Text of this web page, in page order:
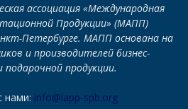
ассоциация «Международная
Продукции» (МАПП)
Петербурге. МАПП основана на
и производителей бизнес-
подарочной продукции.
нами: info@iapp-spb.org